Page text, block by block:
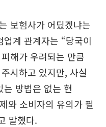
보험사가 어딨겠냐는
계 관계자는 “당국이
해가 우려되는 만큼
시하고 있지만, 사실
방법은 없는 현
와 소비자의 유의가 필
말했다.